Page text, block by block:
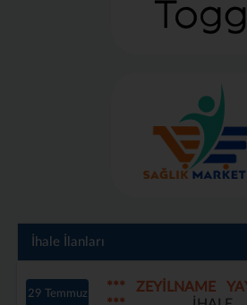
İhale İlanları
29 Temmuz
*** ZEYİLNAME